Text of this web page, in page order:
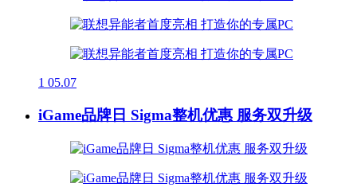
1 05.07
iGame品牌日 Sigma整机优惠 服务双升级